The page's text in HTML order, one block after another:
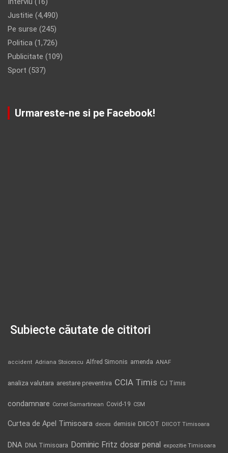
Justitie (4,490)
Pe surse (245)
Politica (1,726)
Publicitate (109)
Sport (537)
Urmareste-ne si pe Facebook!
Subiecte căutate de cititori
accident Adriana Stoicescu Alfred Simonis amenda ANAF
analiza valutara arestare preventiva CCIA Timis CJ Timis
condamnare Cornel Samartinean Covid-19 CSM
Curtea de Apel Timisoara deces demisie DIICOT DIICOT Timisoara
DNA DNA Timisoara Dominic Fritz dosar penal expozitie Timisoara